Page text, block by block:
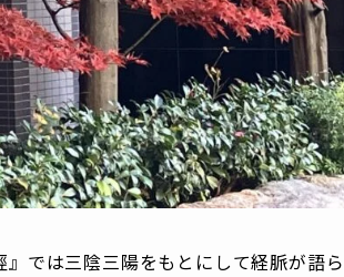
では三陰三陽をもとにして経脈が語ら